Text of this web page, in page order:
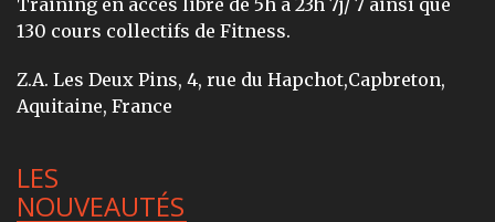
Training en accès libre de 5h à 23h 7j/ 7 ainsi que
130 cours collectifs de Fitness.
Z.A. Les Deux Pins, 4, rue du Hapchot,Capbreton,
Aquitaine, France
LES
NOUVEAUTÉS